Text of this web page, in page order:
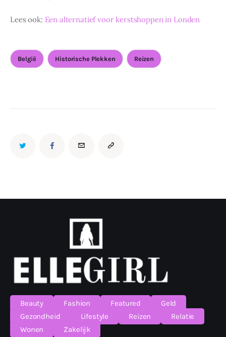
Lees ook: Een alternatief voor kerstshoppen in Londen
België Historische Plekken Reizen
Beauty Fashion Featured
Geld
Gezondheid
Lifestyle Reizen
Relatie
Wonen
Zakelijk